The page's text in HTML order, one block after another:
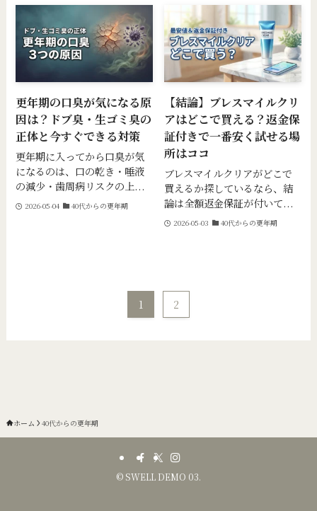
更年期の口臭が気になる原
因は？ドブ臭・生ゴミ臭の
正体と今すぐできる対策
更年期に入ってから口臭が気
になるのは、口の乾き・唾液
の減少・歯周病リスクの上...
2026-05-04 40代からの更年期
【結論】ブレスマイルクリ
アはどこで買える？返金保
証付きで一番安く試せる場
所はココ
ブレスマイルクリアがどこで
買えるか探しているなら、結
論は全額返金保証が付いて...
2026-05-03 40代からの更年期
1 2
ホーム 40代からの更年期
© SWELL DEMO 03.